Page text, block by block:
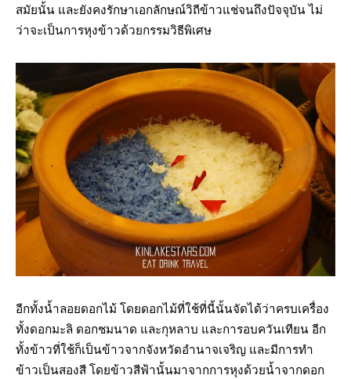
สมัยนั้น และยังคงรักษาเอกลักษณ์วิถีข้าวแช่จนถึงปัจจุบัน ไม่
ว่าจะเป็นการหุงข้าวด้วยกรรมวิธีพิเศษ
อีกทั้งน้ำลอยดอกไม้ โดยดอกไม้ที่ใช้ที่นี้นั้นจัดได้ว่าครบเครื่อง
ทั้งดอกมะลิ ดอกชมนาด และกุหลาบ และการอบควันเทียน อีก
ทั้งข้าวที่ใช้ก็เป็นข้าวจากจังหวัดอำนาจเจริญ และมีการทำ
ข้าวเป็นสองสี โดยข้าวสีฟ้านั้นมาจากการหุงด้วยน้ำจากดอก